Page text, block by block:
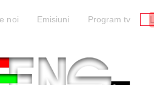
noi Emisiuni Program tv